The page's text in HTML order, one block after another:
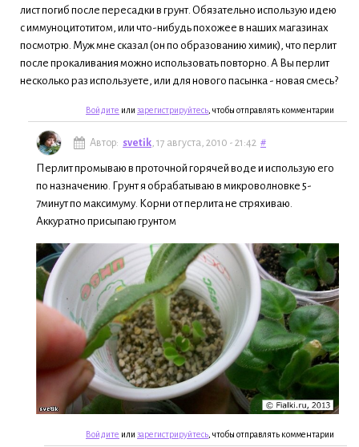
лист погиб после пересадки в грунт. Обязательно использую идею
с иммуноцитотитом, или что-нибудь похожее в наших магазинах
посмотрю. Муж мне сказал (он по образованию химик), что перлит
после прокаливания можно использовать повторно. А Вы перлит
несколько раз используете, или для нового пасынка - новая смесь?
Войдите или зарегистрируйтесь , чтобы отправлять комментарии
Автор: svetik, 17 августа, 2010 - 21:42 #
Перлит промываю в проточной горячей воде и использую его
по назначению. Грунт я обрабатываю в микроволновке 5-
7минут по максимуму. Корни от перлита не стряхиваю.
Аккуратно присыпаю грунтом
Войдите или зарегистрируйтесь , чтобы отправлять комментарии